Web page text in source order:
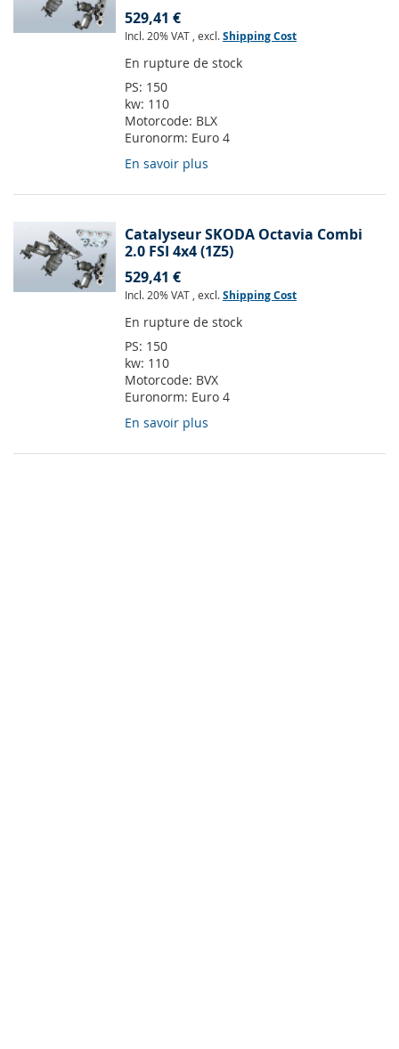
529,41 €
Incl. 20% VAT , excl.Shipping Cost
En rupture de stock
PS: 150
kw: 110
Motorcode: BLX
Euronorm: Euro 4
En savoir plus
Catalyseur SKODA Octavia Combi
2.0 FSI 4x4 (1Z5)
529,41 €
Incl. 20% VAT , excl.Shipping Cost
En rupture de stock
PS: 150
kw: 110
Motorcode: BVX
Euronorm: Euro 4
En savoir plus